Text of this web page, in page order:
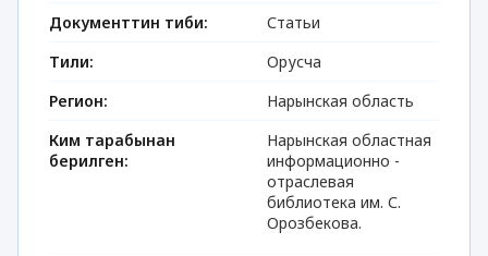
Документтин тиби:
Статьи
Тили:
Орусча
Регион:
Нарынская область
Ким тарабынан
берилген:
Нарынская областная
информационно -
отраслевая
библиотека им. С.
Орозбекова.